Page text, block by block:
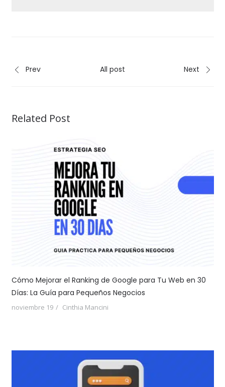
Prev All post Next
Related Post
Cómo Mejorar el Ranking de Google para Tu Web en 30
Días: La Guía para Pequeños Negocios
noviembre 19 Cinthia Mancini